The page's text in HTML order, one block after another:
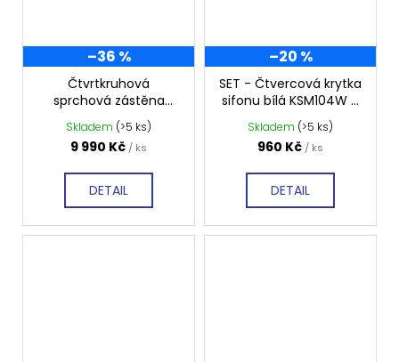
–36 %
Čtvrtkruhová
sprchová zástěna
AG4295 900x900 mm
+ vanička XENA HX559
Skladem (>5 ks)
9 990 Kč / ks
DETAIL
–20 %
SET - Čtvercová krytka
sifonu bílá KSM104W +
sifon SN90
Skladem (>5 ks)
960 Kč / ks
DETAIL